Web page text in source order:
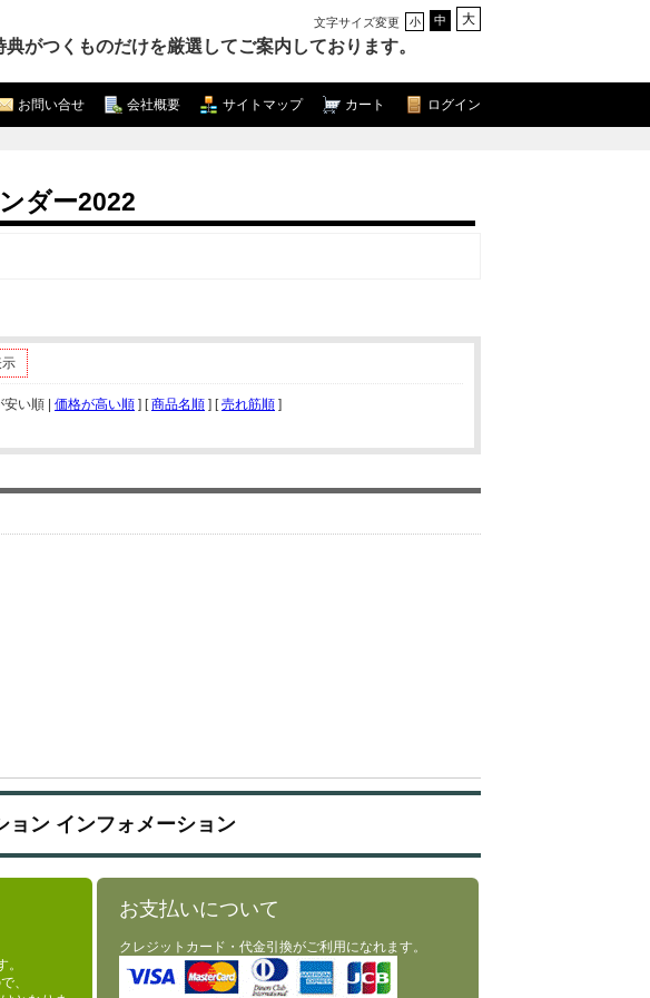
文字サイズ変更 小 中 大
がつくものだけを厳選してご案内しております。
ログイン
カート
サイトマップ
会社概要
お問い合せ
ダー2022
い順 | 価格が高い順 ] [商品名順 ] [売れ筋順 ]
ン インフォメーション
、
お支払いについて
クレジットカード・代金引換がご利用になれます。